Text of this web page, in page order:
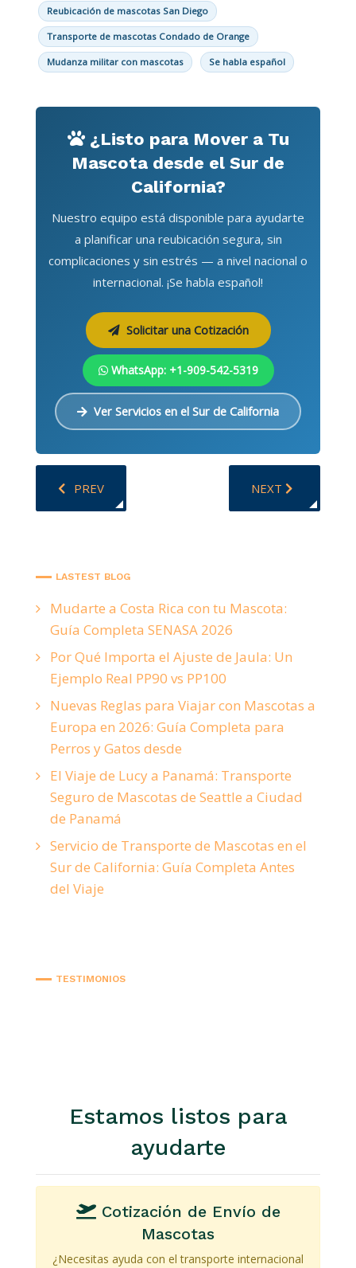
Reubicación de mascotas San Diego
Transporte de mascotas Condado de Orange
Mudanza militar con mascotas Se habla español
¿Listo para Mover a Tu
Mascota desde el Sur de
California?
Nuestro equipo está disponible para ayudarte
a planificar una reubicación segura, sin
complicaciones y sin estrés — a nivel nacional o
internacional. ¡Se habla español!
Solicitar una Cotización
WhatsApp: +1-909-542-5319
Ver Servicios en el Sur de California
PREVIOUS ARTICLE: EL VIAJE DE LUCY A PANAMÁ:
PREV NEXT ARTICLE:
NEXT
LASTEST BLOG
Mudarte a Costa Rica con tu Mascota:
Guía Completa SENASA 2026
Por Qué Importa el Ajuste de Jaula: Un
Ejemplo Real PP90 vs PP100
Nuevas Reglas para Viajar con Mascotas a
Europa en 2026: Guía Completa para
Perros y Gatos desde
El Viaje de Lucy a Panamá: Transporte
Seguro de Mascotas de Seattle a Ciudad
de Panamá
Servicio de Transporte de Mascotas en el
Sur de California: Guía Completa Antes
del Viaje
TESTIMONIOS
Estamos listos para
ayudarte
Cotización de Envío de
Mascotas
¿Necesitas ayuda con el transporte internacional